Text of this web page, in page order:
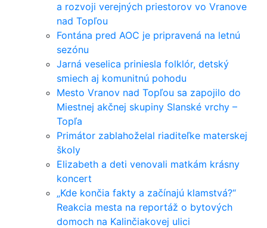
a rozvoji verejných priestorov vo Vranove
nad Topľou
Fontána pred AOC je pripravená na letnú
sezónu
Jarná veselica priniesla folklór, detský
smiech aj komunitnú pohodu
Mesto Vranov nad Topľou sa zapojilo do
Miestnej akčnej skupiny Slanské vrchy –
Topľa
Primátor zablahoželal riaditeľke materskej
školy
Elizabeth a deti venovali matkám krásny
koncert
„Kde končia fakty a začínajú klamstvá?“
Reakcia mesta na reportáž o bytových
domoch na Kalinčiakovej ulici